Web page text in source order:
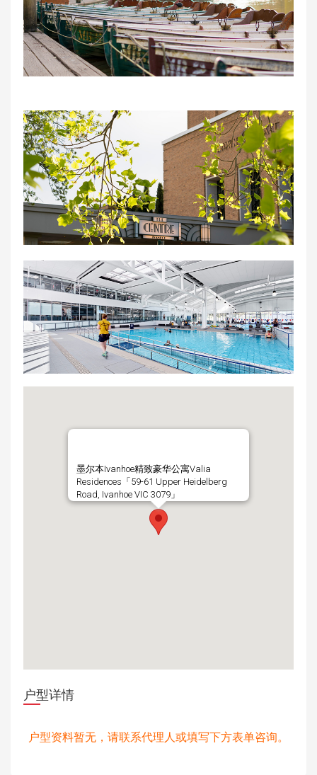
墨尔本Ivanhoe精致豪华公寓Valia
Residences「59-61 Upper Heidelberg
Road, Ivanhoe VIC 3079」
户型详情
户型资料暂无，请联系代理人或填写下方表单咨询。